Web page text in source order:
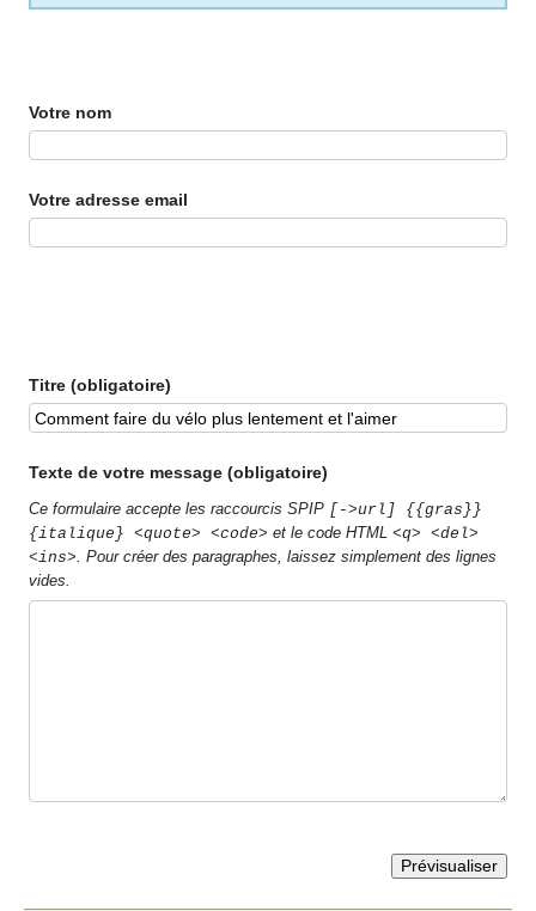
Votre nom
Votre adresse email
Titre (obligatoire)
Texte de votre message (obligatoire)
Ce formulaire accepte les raccourcis SPIP [->url] {{gras}}
{italique} <quote> <code> et le code HTML<q> <del>
<ins>. Pour créer des paragraphes, laissez simplement des lignes
vides.